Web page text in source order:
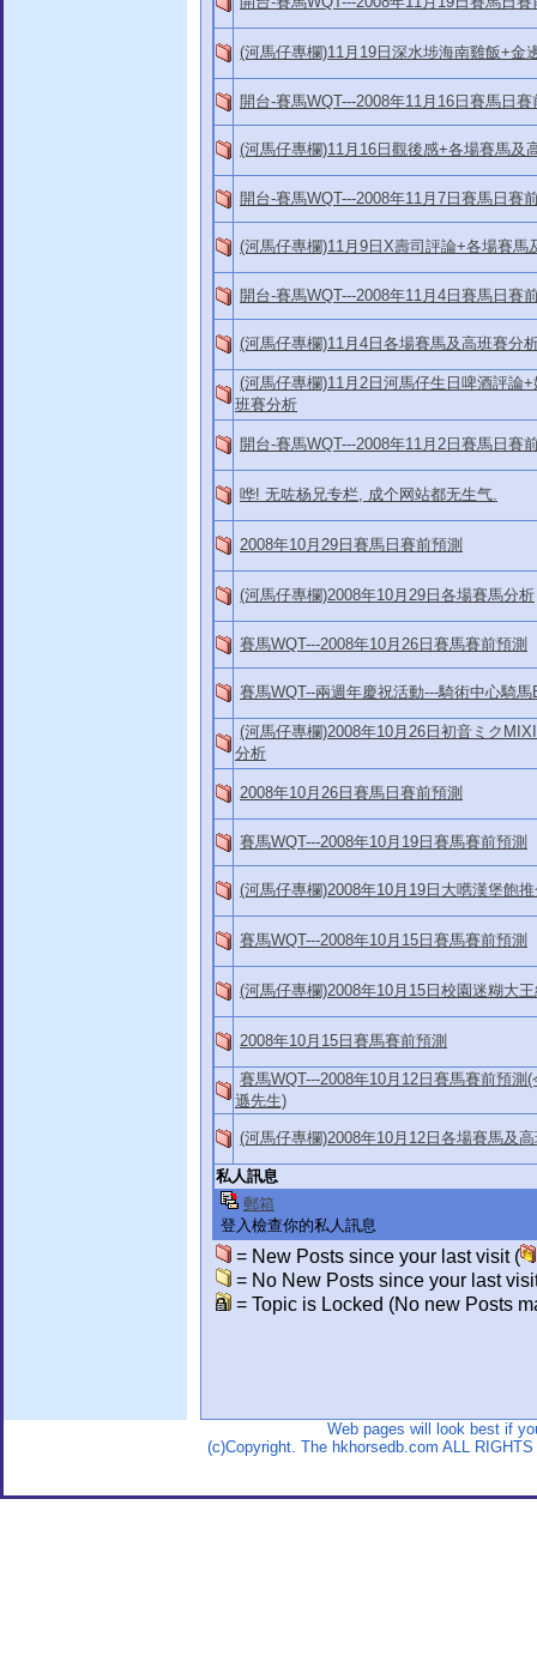
(河馬仔專欄)11月19日深水埗海南雞飯+金
開台-賽馬WQT---2008年11月16日賽馬日賽
(河馬仔專欄)11月16日觀後感+各場賽馬及
開台-賽馬WQT---2008年11月7日賽馬日賽
(河馬仔專欄)11月9日X壽司評論+各場賽馬
開台-賽馬WQT---2008年11月4日賽馬日賽
(河馬仔專欄)11月4日各場賽馬及高班賽分
(河馬仔專欄)11月2日河馬仔生日啤酒評論
班賽分析
開台-賽馬WQT---2008年11月2日賽馬日賽
哗! 无咗杨兄专栏, 成个网站都无生气.
2008年10月29日賽馬日賽前預測
(河馬仔專欄)2008年10月29日各場賽馬分析
賽馬WQT---2008年10月26日賽馬賽前預測
賽馬WQT--兩週年慶祝活動---騎術中心騎
(河馬仔專欄)2008年10月26日初音ミク
分析
2008年10月26日賽馬日賽前預測
賽馬WQT---2008年10月19日賽馬賽前預測
(河馬仔專欄)2008年10月19日大嚿漢堡飽
賽馬WQT---2008年10月15日賽馬賽前預測
(河馬仔專欄)2008年10月15日校園迷糊大
2008年10月15日賽馬賽前預測
賽馬WQT---2008年10月12日賽馬賽前預測
遜先生)
(河馬仔專欄)2008年10月12日各場賽馬及
私人訊息
郵箱
登入檢查你的私人訊息
= New Posts since your last visit (
= No New Posts since your last
= Topic is Locked (No new Posts
Web pages will look best if
(c)Copyright. The hkhorsedb.com ALL